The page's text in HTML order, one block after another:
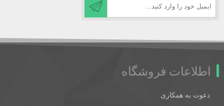
اطلاعات فروشگاه
دعوت به همکاری